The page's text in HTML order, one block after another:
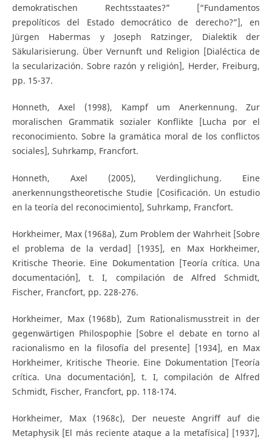
demokratischen Rechtsstaates?” [“Fundamentos
prepolíticos del Estado democrático de derecho?”], en
Jürgen Habermas y Joseph Ratzinger, Dialektik der
Säkularisierung. Über Vernunft und Religion [Dialéctica de
la secularización. Sobre razón y religión], Herder, Freiburg,
pp. 15-37.
Honneth, Axel (1998), Kampf um Anerkennung. Zur
moralischen Grammatik sozialer Konflikte [Lucha por el
reconocimiento. Sobre la gramática moral de los conflictos
sociales], Suhrkamp, Francfort.
Honneth, Axel (2005), Verdinglichung. Eine
anerkennungstheoretische Studie [Cosificación. Un estudio
en la teoría del reconocimiento], Suhrkamp, Francfort.
Horkheimer, Max (1968a), Zum Problem der Wahrheit [Sobre
el problema de la verdad] [1935], en Max Horkheimer,
Kritische Theorie. Eine Dokumentation [Teoría crítica. Una
documentación], t. I, compilación de Alfred Schmidt,
Fischer, Francfort, pp. 228-276.
Horkheimer, Max (1968b), Zum Rationalismusstreit in der
gegenwärtigen Philospophie [Sobre el debate en torno al
racionalismo en la filosofía del presente] [1934], en Max
Horkheimer, Kritische Theorie. Eine Dokumentation [Teoría
crítica. Una documentación], t. I, compilación de Alfred
Schmidt, Fischer, Francfort, pp. 118-174.
Horkheimer, Max (1968c), Der neueste Angriff auf die
Metaphysik [El más reciente ataque a la metafísica] [1937],